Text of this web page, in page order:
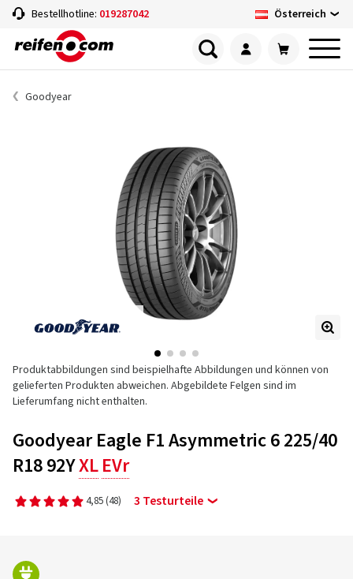
Bestellhotline: 019287042 Österreich
Goodyear
Produktabbildungen sind beispielhafte Abbildungen und können von
gelieferten Produkten abweichen. Abgebildete Felgen sind im
Lieferumfang nicht enthalten.
Goodyear Eagle F1 Asymmetric 6 225/40
R18 92YXLEVr
4,85 (48) 3 Testurteile